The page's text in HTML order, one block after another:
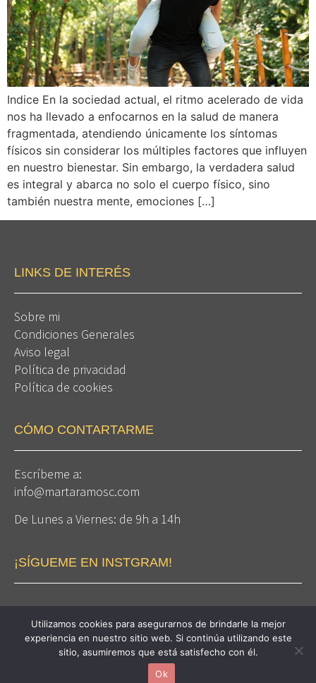
Indice En la sociedad actual, el ritmo acelerado de vida
nos ha llevado a enfocarnos en la salud de manera
fragmentada, atendiendo únicamente los síntomas
físicos sin considerar los múltiples factores que influyen
en nuestro bienestar. Sin embargo, la verdadera salud
es integral y abarca no solo el cuerpo físico, sino
también nuestra mente, emociones […]
LINKS DE INTERÉS
Sobre mi
Condiciones Generales
Aviso legal
Política de privacidad
Política de cookies
CÓMO CONTARTARME
Escríbeme a:
info@martaramosc.com
De Lunes a Viernes: de 9h a 14h
¡SÍGUEME EN INSTGRAM!
Diseño de Irma Ribera Studio para Planifica y Vencerás
Utilizamos cookies para asegurarnos de brindarle la mejor
experiencia en nuestro sitio web. Si continúa utilizando este
sitio, asumiremos que está satisfecho con él.
Ok